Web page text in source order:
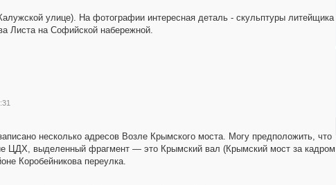
улице). На фотографии интересная деталь - скульптуры литейщика
Листа на Софийской набережной.
несколько адресов Возле Крымского моста. Могу предположить, что
ЦДХ, выделенный фрагмент — это Крымский вал (Крымский мост за кадром
Коробейникова переулка.